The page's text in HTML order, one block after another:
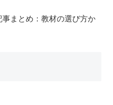
事まとめ：教材の選び方か